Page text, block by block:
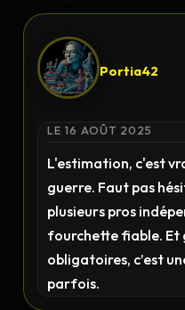
Portia42
LE 16 AOÛT 2025
L'estimation, c'est
guerre. Faut pas
plusieurs pros
fourchette fiable. Et
obligatoires, c’est
parfois.